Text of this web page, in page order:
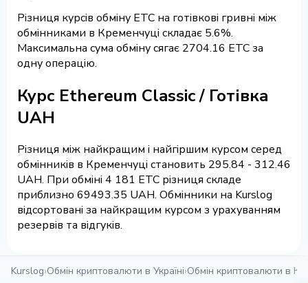
Різниця курсів обміну ETC на готівкові гривні між
обмінниками в Кременчуці складає 5.6%.
Максимальна сума обміну сягає 2704.16 ETC за
одну операцію.
Курс Ethereum Classic / Готівка
UAH
Різниця між найкращим і найгіршим курсом серед
обмінників в Кременчуці становить 295.84 - 312.46
UAH. При обміні 4 181 ETC різниця складе
приблизно 69493.35 UAH. Обмінники на Kurslog
відсортовані за найкращим курсом з урахуванням
резервів та відгуків.
Kurslog›Обмін криптовалюти в Україні›Обмін криптовалюти в